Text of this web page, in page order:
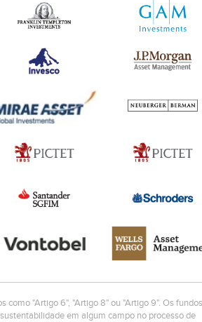
como "Artigo 6", "Artigo 8" ou "Artigo 9". Os fundos
em algum campo no processo de